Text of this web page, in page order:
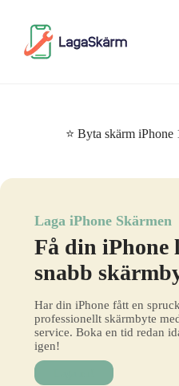
⭐ Byta skärm iPhone
Laga iPhone Skärmen
Få din iPhone
snabb
Har din iPhone fått en
professionellt skärmbyte
service. Boka en tid redan
igen!